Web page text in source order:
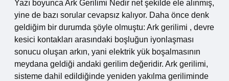
Yazı boyunca Ark Gerilimi Nedir net şekilde ele alınmış,
yine de bazı sorular cevapsız kalıyor. Daha önce denk
geldiğim bir durumda şöyle olmuştu: Ark gerilimi , devre
kesici kontakları arasındaki boşluğun iyonlaşması
sonucu oluşan arkın, yani elektrik yük boşalmasının
meydana geldiği andaki gerilim değeridir. Ark gerilimi,
sisteme dahil edildiğinde yeniden yakılma geriliminde